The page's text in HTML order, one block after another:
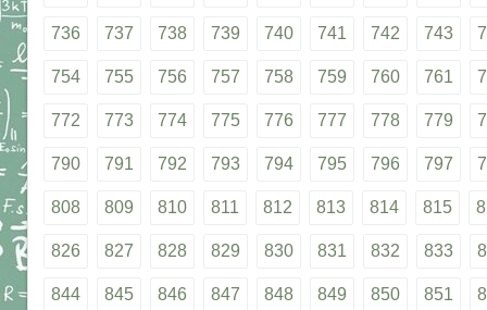
736 737 738 739 740 741 742 743
754 755 756 757 758 759 760 761
772 773 774 775 776 777 778 779
790 791 792 793 794 795 796 797
808 809 810 811 812 813 814 815
826 827 828 829 830 831 832 833
844 845 846 847 848 849 850 851